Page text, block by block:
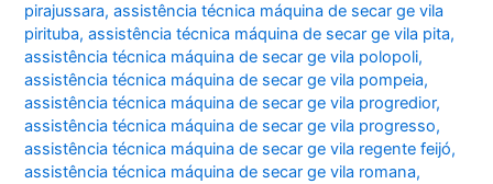
pirajussara,assistência técnica máquina de secar ge vila
pirituba,assistência técnica máquina de secar ge vila pita,
assistência técnica máquina de secar ge vila polopoli,
assistência técnica máquina de secar ge vila pompeia,
assistência técnica máquina de secar ge vila progredior,
assistência técnica máquina de secar ge vila progresso,
assistência técnica máquina de secar ge vila regente feijó,
assistência técnica máquina de secar ge vila romana,